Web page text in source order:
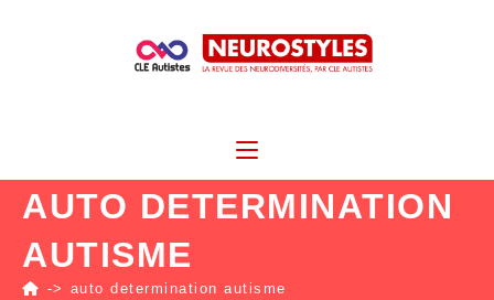
AUTO DETERMINATION
AUTISME
-> auto determination autisme